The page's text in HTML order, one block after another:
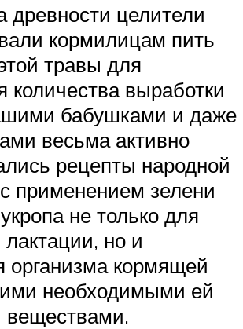
древности целители
кормилицам пить
травы для
количества выработки
бабушками и даже
весьма активно
рецепты народной
применением зелени
не только для
но и
кормящей
необходимыми ей
веществами.